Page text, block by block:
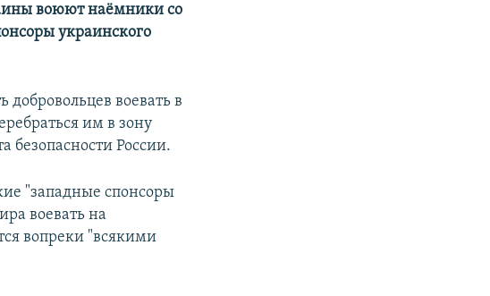
воюют наёмники со
украинского
воевать в
им в зону
безопасности России.
"западные спонсоры
воевать на
вопреки "всякими